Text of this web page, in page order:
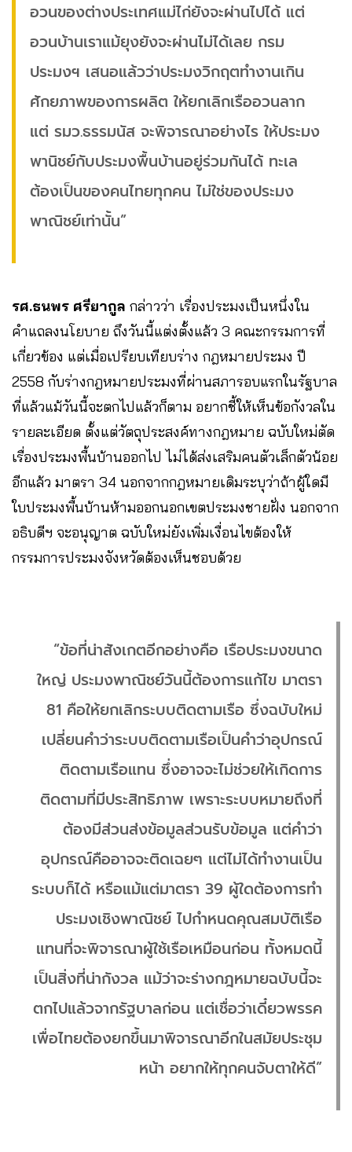
อวนของต่างประเทศแม่ไก่ยังจะผ่านไปได้ แต่
อวนบ้านเราแม้ยุงยังจะผ่านไม่ได้เลย กรม
ประมงฯ เสนอแล้วว่าประมงวิกฤตทำงานเกิน
ศักยภาพของการผลิต ให้ยกเลิกเรืออวนลาก
แต่ รมว.ธรรมนัส จะพิจารณาอย่างไร ให้ประมง
พานิชย์กับประมงพื้นบ้านอยู่ร่วมกันได้ ทะเล
ต้องเป็นของคนไทยทุกคน ไม่ใช่ของประมง
พาณิชย์เท่านั้น”
รศ.ธนพร ศรียากูล กล่าวว่า เรื่องประมงเป็นหนึ่งใน
คำแถลงนโยบาย ถึงวันนี้แต่งตั้งแล้ว 3 คณะกรรมการที่
เกี่ยวข้อง แต่เมื่อเปรียบเทียบร่าง กฎหมายประมง ปี
2558 กับร่างกฎหมายประมงที่ผ่านสภารอบแรกในรัฐบาล
ที่แล้วแม้วันนี้จะตกไปแล้วก็ตาม อยากชี้ให้เห็นข้อกังวลใน
รายละเอียด ตั้งแต่วัตถุประสงค์ทางกฎหมาย ฉบับใหม่ตัด
เรื่องประมงพื้นบ้านออกไป ไม่ได้ส่งเสริมคนตัวเล็กตัวน้อย
อีกแล้ว มาตรา 34 นอกจากกฎหมายเดิมระบุว่าถ้าผู้ใดมี
ใบประมงพื้นบ้านห้ามออกนอกเขตประมงชายฝั่ง นอกจาก
อธิบดีฯ จะอนุญาต ฉบับใหม่ยังเพิ่มเงื่อนไขต้องให้
กรรมการประมงจังหวัดต้องเห็นชอบด้วย
“ข้อที่น่าสังเกตอีกอย่างคือ เรือประมงขนาด
ใหญ่ ประมงพาณิชย์วันนี้ต้องการแก้ไข มาตรา
81 คือให้ยกเลิกระบบติดตามเรือ ซึ่งฉบับใหม่
เปลี่ยนคำว่าระบบติดตามเรือเป็นคำว่าอุปกรณ์
ติดตามเรือแทน ซึ่งอาจจะไม่ช่วยให้เกิดการ
ติดตามที่มีประสิทธิภาพ เพราะระบบหมายถึงที่
ต้องมีส่วนส่งข้อมูลส่วนรับข้อมูล แต่คำว่า
อุปกรณ์คืออาจจะติดเฉยๆ แต่ไม่ได้ทำงานเป็น
ระบบก็ได้ หรือแม้แต่มาตรา 39 ผู้ใดต้องการทำ
ประมงเชิงพาณิชย์ ไปกำหนดคุณสมบัติเรือ
แทนที่จะพิจารณาผู้ใช้เรือเหมือนก่อน ทั้งหมดนี้
เป็นสิ่งที่น่ากังวล แม้ว่าจะร่างกฎหมายฉบับนี้จะ
ตกไปแล้วจากรัฐบาลก่อน แต่เชื่อว่าเดี๋ยวพรรค
เพื่อไทยต้องยกขึ้นมาพิจารณาอีกในสมัยประชุม
หน้า อยากให้ทุกคนจับตาให้ดี”